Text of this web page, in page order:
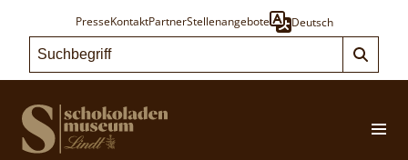
PresseKontaktPartnerStellenangebote Deutsch